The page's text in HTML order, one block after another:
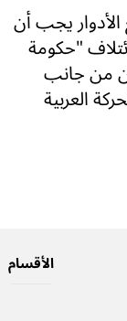
يجب أن
"حكومة
من جانب
العربية
الأقسام